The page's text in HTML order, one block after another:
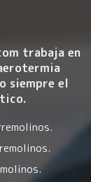
trabaja en
siempre el